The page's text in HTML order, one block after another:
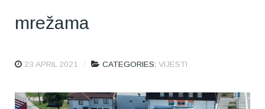
mrežama
23 APRIL 2021 CATEGORIES: VIJESTI